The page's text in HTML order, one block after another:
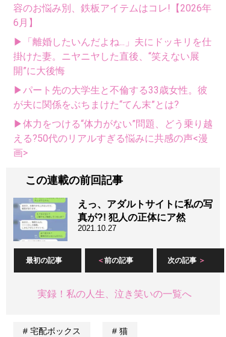
容のお悩み別、鉄板アイテムはコレ!【2026年
6月】
▶「離婚したいんだよね...」夫にドッキリを仕
掛けた妻。ニヤニヤした直後、“笑えない展
開”に大後悔
▶パート先の大学生と不倫する33歳女性。彼
が夫に関係をぶちまけた“てん末”とは?
▶体力をつける“体力がない”問題、どう乗り越
える?50代のリアルすぎる悩みに共感の声<漫
画>
この連載の前回記事
えっ、アダルトサイトに私の写
真が?! 犯人の正体にア然
2021.10.27
最初の記事 前の記事 次の記事
実録！私の人生、泣き笑いの一覧へ
宅配ボックス 猫